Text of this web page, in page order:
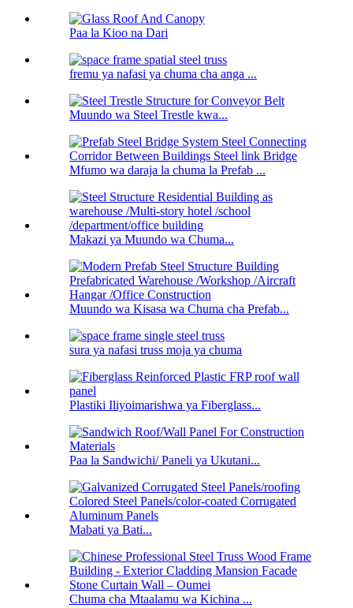
Paa la Kioo na Dari
fremu ya nafasi ya chuma cha anga ...
Muundo wa Steel Trestle kwa...
Mfumo wa daraja la chuma la Prefab ...
Makazi ya Muundo wa Chuma...
Muundo wa Kisasa wa Chuma cha Prefab...
sura ya nafasi truss moja ya chuma
Plastiki Iliyoimarishwa ya Fiberglass...
Paa la Sandwichi/ Paneli ya Ukutani...
Mabati ya Bati...
Chuma cha Mtaalamu wa Kichina ...